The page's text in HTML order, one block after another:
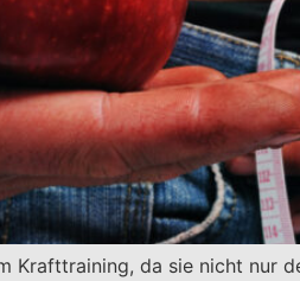
Krafttraining, da sie nicht nur